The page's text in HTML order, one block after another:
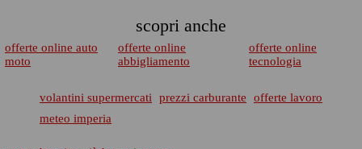
scopri anche
offerte online auto
moto
offerte online
abbigliamento
offerte online
tecnologia
volantini supermercati prezzi carburante
offerte lavoro
meteo imperia